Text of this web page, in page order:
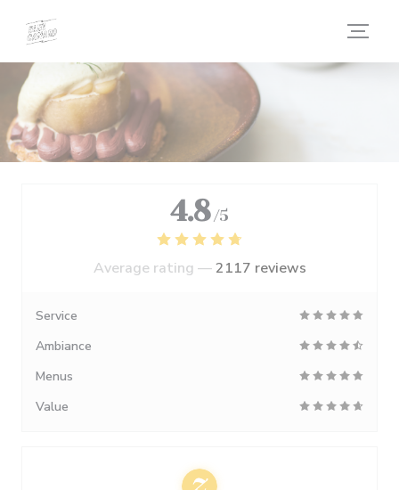
4.8 /5
Average rating —2117 reviews
Service
Ambiance
Menus
Value